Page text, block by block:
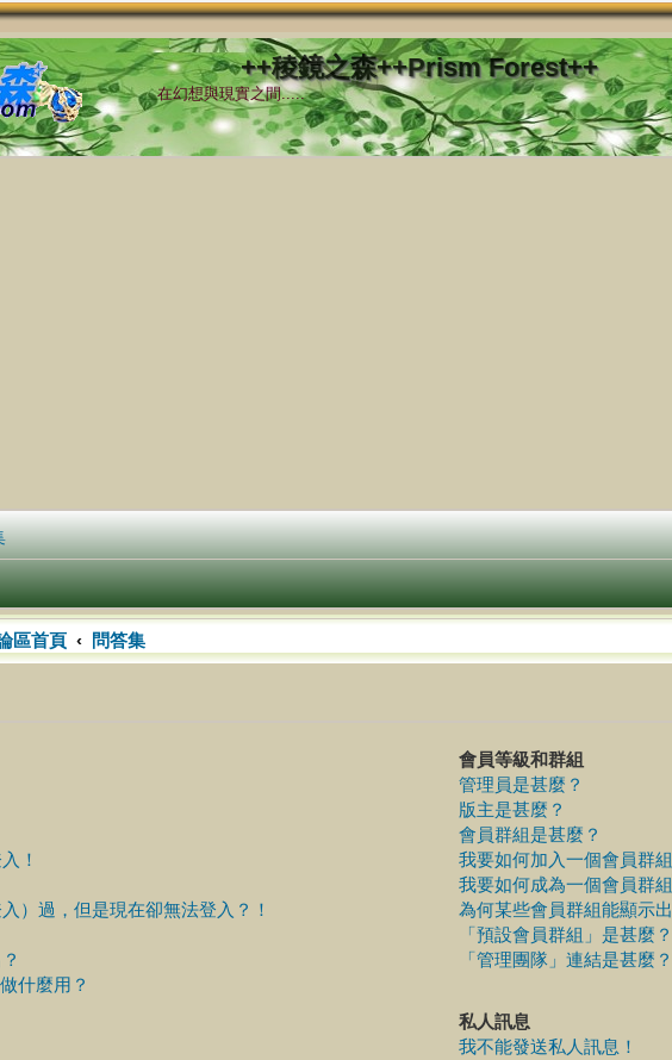
++稜鏡之森++Prism Forest++
在幻想與現實之間.....
區首頁 問答集
！
）過，但是現在卻無法登入？！
什麼用？
會員等級和群組
管理員是甚麼？
版主是甚麼？
會員群組是甚麼？
我要如何加入一個會員群
我要如何成為一個會員群
為何某些會員群組能顯示
「預設會員群組」是甚麼？
「管理團隊」連結是甚麼？
私人訊息
我不能發送私人訊息！